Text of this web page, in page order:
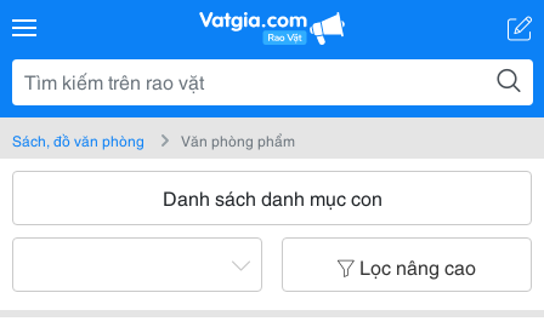
Sách, đồ văn phòng Văn phòng phẩm
Danh sách danh mục con
Lọc nâng cao